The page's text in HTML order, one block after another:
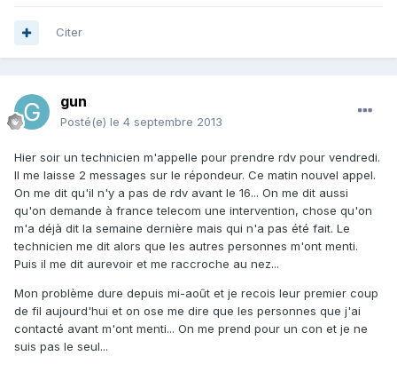
Citer
gun
Posté(e) le 4 septembre 2013
Hier soir un technicien m'appelle pour prendre rdv pour vendredi.
Il me laisse 2 messages sur le répondeur. Ce matin nouvel appel.
On me dit qu'il n'y a pas de rdv avant le 16... On me dit aussi
qu'on demande à france telecom une intervention, chose qu'on
m'a déjà dit la semaine dernière mais qui n'a pas été fait. Le
technicien me dit alors que les autres personnes m'ont menti.
Puis il me dit aurevoir et me raccroche au nez...
Mon problème dure depuis mi-août et je recois leur premier coup
de fil aujourd'hui et on ose me dire que les personnes que j'ai
contacté avant m'ont menti... On me prend pour un con et je ne
suis pas le seul...